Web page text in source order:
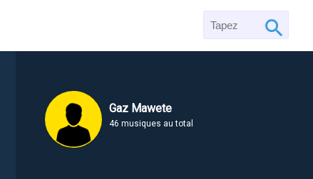
Gaz Mawete
46 musiques au total